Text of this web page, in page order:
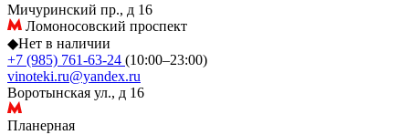
Мичуринский пр., д 16
Ломоносовский проспект
◆Нет в наличии
+7 (985) 761-63-24 (10:00–23:00)
vinoteki.ru@yandex.ru
Воротынская ул., д 16
Планерная